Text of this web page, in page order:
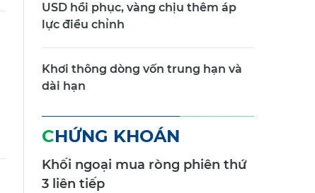
USD hồi phục, vàng chịu thêm áp
lực điều chỉnh
Khơi thông dòng vốn trung hạn và
dài hạn
CHỨNG KHOÁN
Khối ngoại mua ròng phiên thứ
3 liên tiếp